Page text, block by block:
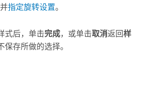
并指定旋转设置。
式后，单击完成，或单击取消返回样
保存所做的选择。